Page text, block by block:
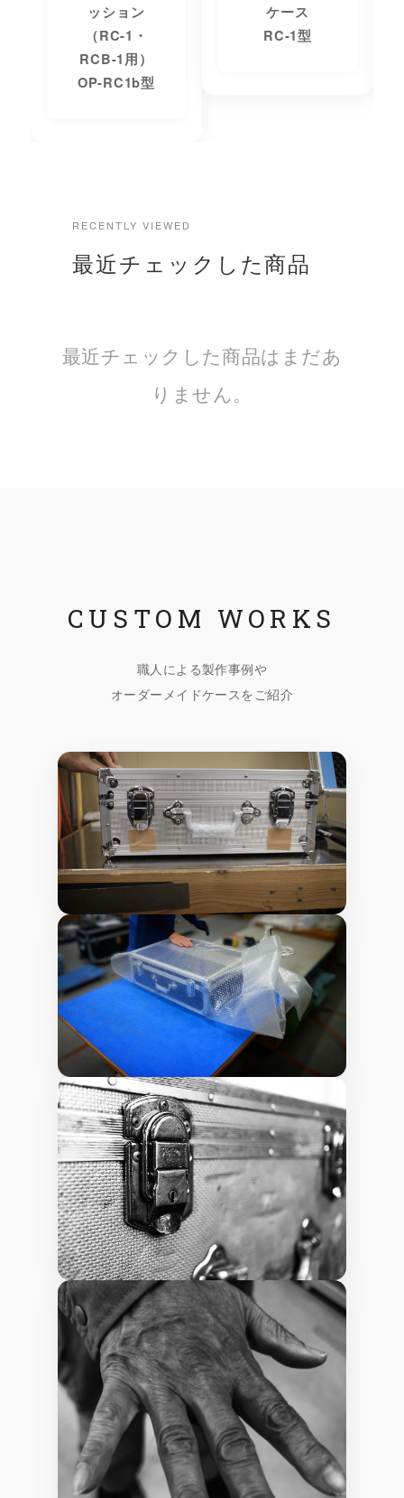
ッション
（RC-1・
RCB-1用）
OP-RC1b型
ケース
RC-1型
RECENTLY VIEWED
最近チェックした商品
最近チェックした商品はまだあ
りません。
CUSTOM WORKS
職人による製作事例や
オーダーメイドケースをご紹介